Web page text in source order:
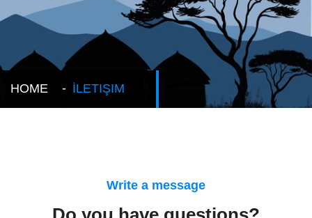
HOME İLETIŞIM
Write a message